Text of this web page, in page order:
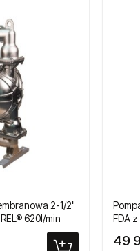
2-1/2"
620l/min
FDA
49